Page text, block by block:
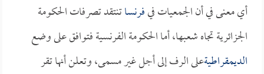
أي معنى في أن الجمعيات فيفرنساتنتقد تصرفات الحكومة
الجزائرية تجاه شعبها، أما الحكومة الفرنسية فتوافق على وضع
الديمقراطيةعلى الرف إلى أجل غير مسمى، وتعلن أنها تقر